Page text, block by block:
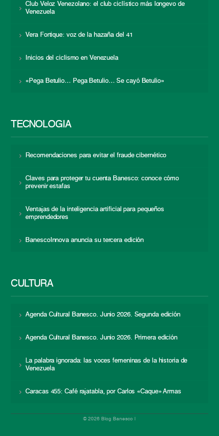
Club Veloz Venezolano: el club ciclístico más longevo de
Venezuela
Vera Fortique: voz de la hazaña del 41
Inicios del ciclismo en Venezuela
«Pega Betulio… Pega Betulio… Se cayó Betulio»
TECNOLOGÍA
Recomendaciones para evitar el fraude cibernético
Claves para proteger tu cuenta Banesco: conoce cómo
prevenir estafas
Ventajas de la inteligencia artificial para pequeños
emprendedores
BanescoInnova anuncia su tercera edición
CULTURA
Agenda Cultural Banesco. Junio 2026. Segunda edición
Agenda Cultural Banesco. Junio 2026. Primera edición
La palabra ignorada: las voces femeninas de la historia de
Venezuela
Caracas 455: Café rajatabla, por Carlos «Caque» Armas
© 2026 Blog Banesco |